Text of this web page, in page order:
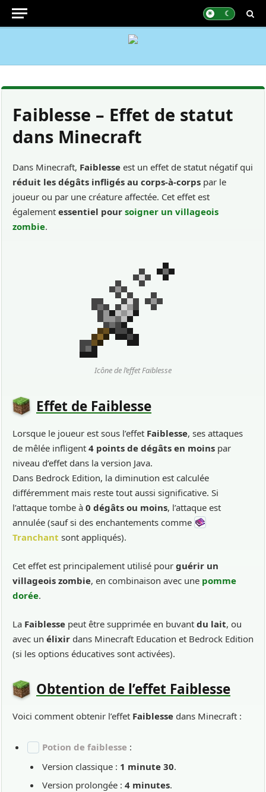
Faiblesse – Effet de statut
dans Minecraft
Dans Minecraft, Faiblesse est un effet de statut négatif qui
réduit les dégâts infligés au corps-à-corps par le
joueur ou par une créature affectée. Cet effet est
également essentiel pour soigner un villageois
zombie.
Icône de l’effet Faiblesse
Effet de Faiblesse
Lorsque le joueur est sous l’effet Faiblesse, ses attaques
de mêlée infligent 4 points de dégâts en moins par
niveau d’effet dans la version Java.
Dans Bedrock Edition, la diminution est calculée
différemment mais reste tout aussi significative. Si
l’attaque tombe à 0 dégâts ou moins, l’attaque est
annulée (sauf si des enchantements comme
Tranchant sont appliqués).
Cet effet est principalement utilisé pour guérir un
villageois zombie, en combinaison avec une pomme
dorée.
La Faiblesse peut être supprimée en buvant du lait, ou
avec un élixir dans Minecraft Education et Bedrock Edition
(si les options éducatives sont activées).
Obtention de l’effet Faiblesse
Voici comment obtenir l’effet Faiblesse dans Minecraft :
Potion de faiblesse :
Version classique : 1 minute 30.
Version prolongée : 4 minutes.